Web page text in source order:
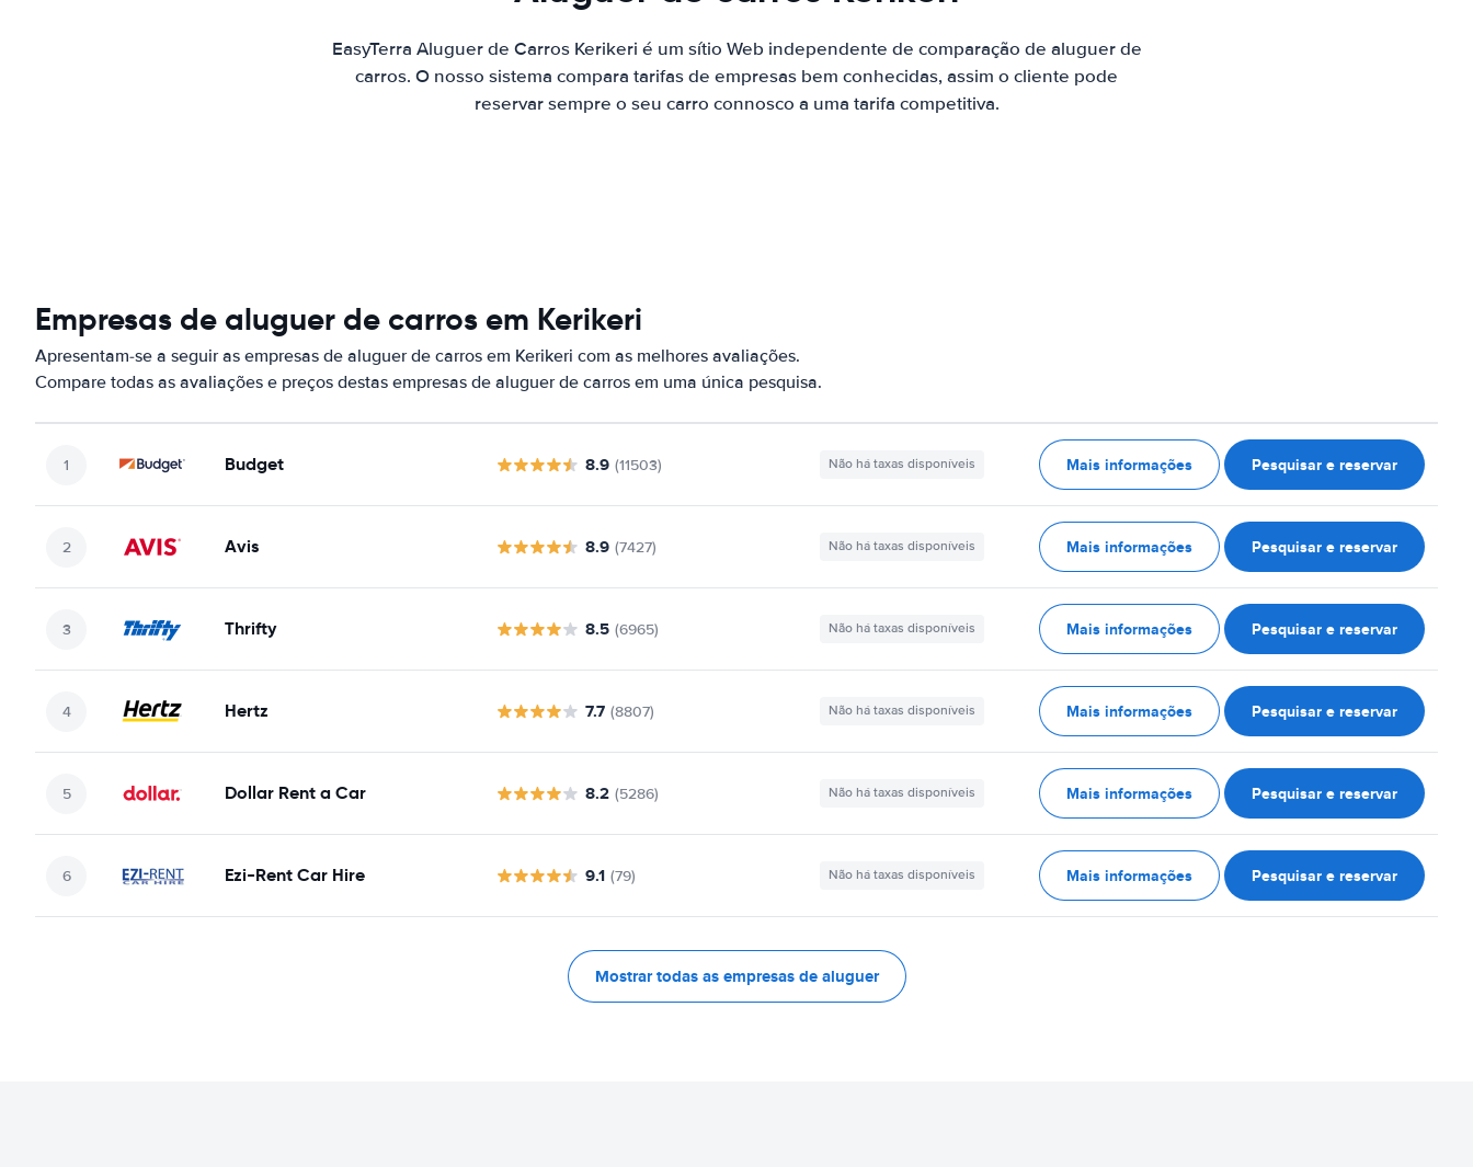
EasyTerra Aluguer de Carros Kerikeri é um sítio Web independente de comparação de aluguer de
carros. O nosso sistema compara tarifas de empresas bem conhecidas, assim o cliente pode
reservar sempre o seu carro connosco a uma tarifa competitiva.
Empresas de aluguer de carros em Kerikeri
Apresentam-se a seguir as empresas de aluguer de carros em Kerikeri com as melhores avaliações.
Compare todas as avaliações e preços destas empresas de aluguer de carros em uma única pesquisa.
Budget 8.9 (11503) Não há taxas disponíveis Mais informações Pesquisar e reservar
Avis 8.9 (7427) Não há taxas disponíveis Mais informações Pesquisar e reservar
Thrifty 8.5 (6965) Não há taxas disponíveis Mais informações Pesquisar e reservar
Hertz 7.7 (8807) Não há taxas disponíveis Mais informações Pesquisar e reservar
Dollar Rent a Car 8.2 (5286) Não há taxas disponíveis Mais informações Pesquisar e reservar
Ezi-Rent Car Hire 9.1 (79) Não há taxas disponíveis Mais informações Pesquisar e reservar
Mostrar todas as empresas de aluguer